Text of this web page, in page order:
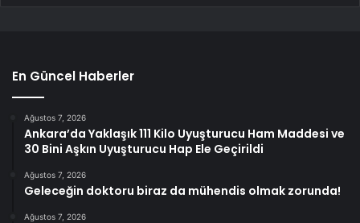
En Güncel Haberler
Ağustos 7, 2026
Ankara’da Yaklaşık 111 Kilo Uyuşturucu Ham Maddesi ve
30 Bini Aşkın Uyuşturucu Hap Ele Geçirildi
Ağustos 7, 2026
Geleceğin doktoru biraz da mühendis olmak zorunda!
Ağustos 7, 2026